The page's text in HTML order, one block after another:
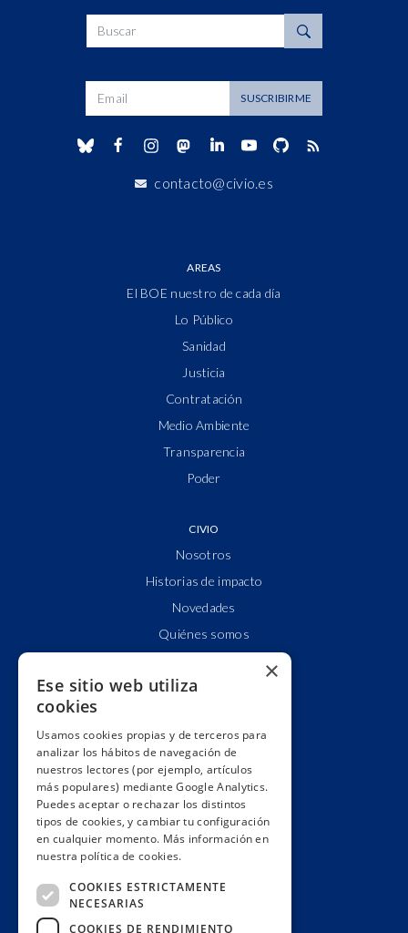
Buscar
Dirección de correo SUSCRIBIRME
contacto@civio.es
AREAS
El BOE nuestro de cada día
Lo Público
Sanidad
Justicia
Contratación
Medio Ambiente
Transparencia
Poder
CIVIO
Nosotros
Historias de impacto
Novedades
Quiénes somos
Alianzas y redes
Impacto
Premios
Formación
Código ético
Re-publica
Muro de donantes
×
Ese sitio web utiliza
cookies
Usamos cookies propias y de terceros para
analizar los hábitos de navegación de
nuestros lectores (por ejemplo, artículos
más populares) mediante Google Analytics.
Puedes aceptar o rechazar los distintos
tipos de cookies, y cambiar tu configuración
en cualquier momento. Más información en
nuestra política de cookies.
COOKIES ESTRICTAMENTE
NECESARIAS
COOKIES DE RENDIMIENTO